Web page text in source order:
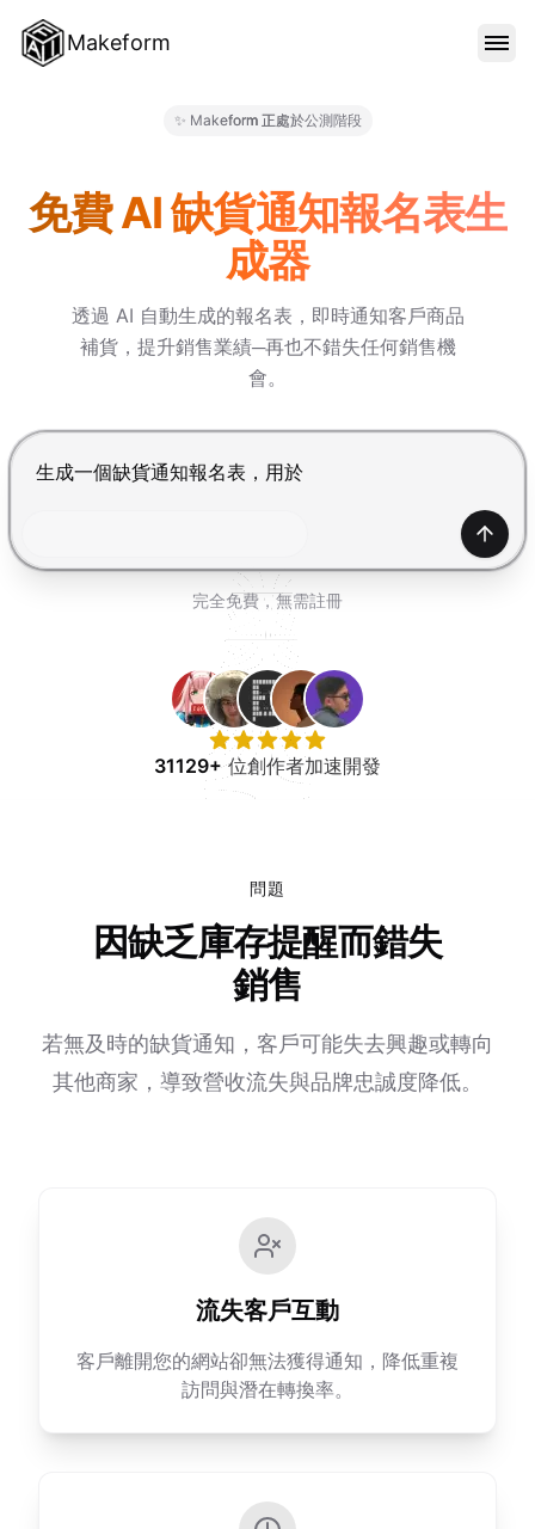
Makeform
登入
✨ Makeform 正處於公測階段
免費 AI 缺貨通知報名表生
成器
透過 AI 自動生成的報名表，即時通知客戶商品
補貨，提升銷售業績─再也不錯失任何銷售機
會。
按 Enter 提交，Shift+Enter 換行
產生
完全免費，無需註冊
31129+位創作者加速開發
問題
因缺乏庫存提醒而錯失
銷售
若無及時的缺貨通知，客戶可能失去興趣或轉向
其他商家，導致營收流失與品牌忠誠度降低。
流失客戶互動
客戶離開您的網站卻無法獲得通知，降低重複
訪問與潛在轉換率。